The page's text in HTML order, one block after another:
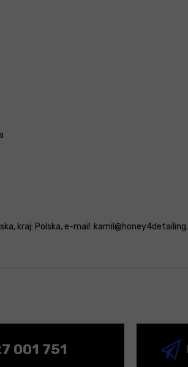
kraj: Polska, e-mail:
001 751